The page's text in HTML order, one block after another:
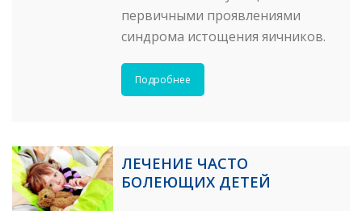
первичными проявлениями
синдрома истощения яичников.
Подробнее
ЛЕЧЕНИЕ ЧАСТО
БОЛЕЮЩИХ ДЕТЕЙ